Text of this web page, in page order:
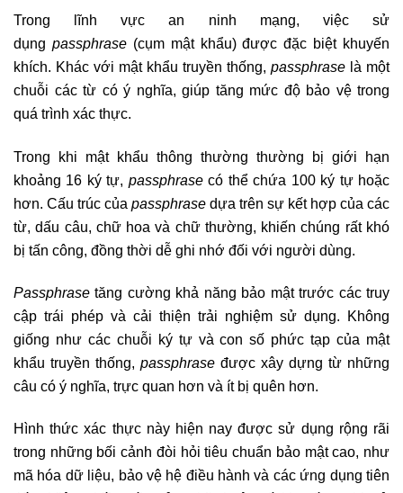
Trong lĩnh vực an ninh mạng, việc sử
dụng passphrase(cụm mật khẩu) được đặc biệt khuyến
khích. Khác với mật khẩu truyền thống, passphrase là một
chuỗi các từ có ý nghĩa, giúp tăng mức độ bảo vệ trong
quá trình xác thực.
Trong khi mật khẩu thông thường thường bị giới hạn
khoảng 16 ký tự, passphrasecó thể chứa 100 ký tự hoặc
hơn. Cấu trúc của passphrase dựa trên sự kết hợp của các
từ, dấu câu, chữ hoa và chữ thường, khiến chúng rất khó
bị tấn công, đồng thời dễ ghi nhớ đối với người dùng.
Passphrase tăng cường khả năng bảo mật trước các truy
cập trái phép và cải thiện trải nghiệm sử dụng. Không
giống như các chuỗi ký tự và con số phức tạp của mật
khẩu truyền thống, passphrase được xây dựng từ những
câu có ý nghĩa, trực quan hơn và ít bị quên hơn.
Hình thức xác thực này hiện nay được sử dụng rộng rãi
trong những bối cảnh đòi hỏi tiêu chuẩn bảo mật cao, như
mã hóa dữ liệu, bảo vệ hệ điều hành và các ứng dụng tiên